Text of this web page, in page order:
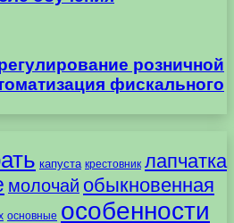
розничной
фискального
капуста крестовник лапчатка
молочай обыкновенная
основные особенности